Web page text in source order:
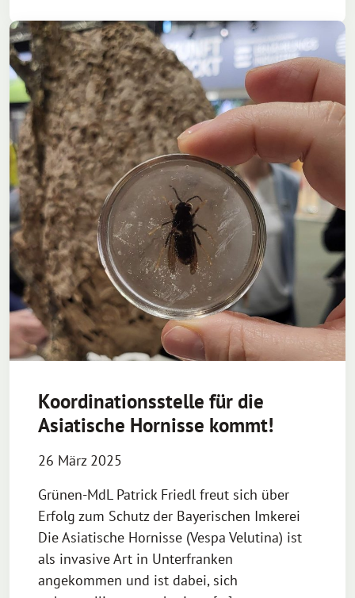
Koordinationsstelle für die
Asiatische Hornisse kommt!
26 März 2025
Grünen-MdL Patrick Friedl freut sich über
Erfolg zum Schutz der Bayerischen Imkerei
Die Asiatische Hornisse (Vespa Velutina) ist
als invasive Art in Unterfranken
angekommen und ist dabei, sich